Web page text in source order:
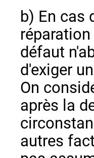
b) En cas
défaut
d'exiger
On
après la
autres